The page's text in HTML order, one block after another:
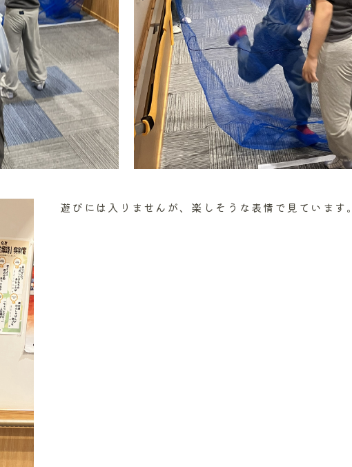
遊びには入りませんが、楽しそうな表情で見ています。